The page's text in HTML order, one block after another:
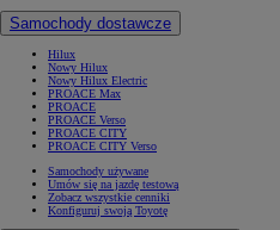
Samochody dostawcze
Hilux
Nowy Hilux
Nowy Hilux Electric
PROACE Max
PROACE
PROACE Verso
PROACE CITY
PROACE CITY Verso
Samochody używane
Umów się na jazdę testową
Zobacz wszystkie cenniki
Konfiguruj swoją Toyotę